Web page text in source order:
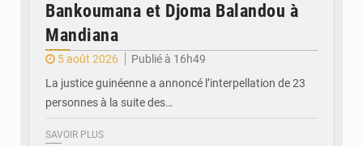
Bankoumana et Djoma Balandou à
Mandiana
5 août 2026
Publié à 16h49
La justice guinéenne a annoncé l’interpellation de 23
personnes à la suite des…
SAVOIR PLUS